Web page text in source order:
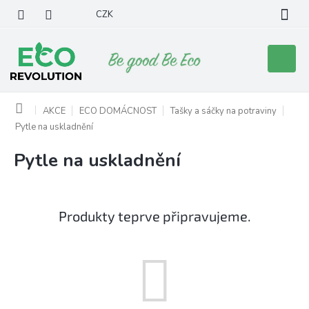
obsah
CZK
košík
Domů AKCE ECO DOMÁCNOST
Tašky a sáčky na potraviny
Pytle na uskladnění
Pytle na uskladnění
Produkty teprve připravujeme.